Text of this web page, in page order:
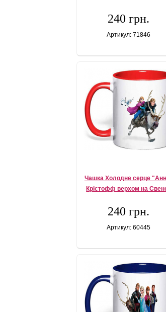
240 грн.
Артикул: 71846
Чашка Холодне серце
Крістофф верхом на
240 грн.
Артикул: 60445